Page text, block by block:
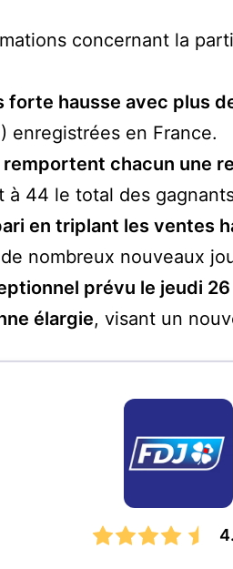
concernant la
forte hausse avec plus
enregistrées en France.
chacun une
à 44 le total des
en triplant les ventes
nombreux nouveaux
prévu le jeudi
élargie, visant un